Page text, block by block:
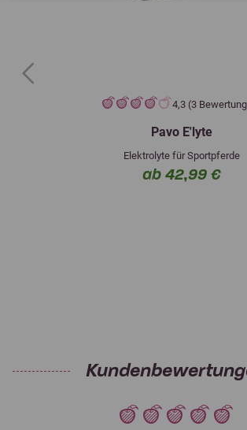
4,3 (3
Pavo E'lyte
Elektrolyte für Sportpferde
ab 42,99 €
Previous